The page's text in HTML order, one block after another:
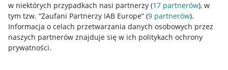
w niektórych przypadkach nasi partnerzy (17 partnerów), w
tym tzw. “Zaufani Partnerzy IAB Europe” (9 partnerów).
Informacja o celach przetwarzania danych osobowych przez
naszych partnerów znajduje się w ich politykach ochrony
prywatności.
Przydatne informacje
Jak to działa